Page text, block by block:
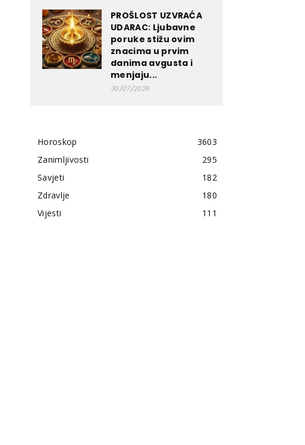
PROŠLOST UZVRAĆA
UDARAC: Ljubavne
poruke stižu ovim
znacima u prvim
danima avgusta i
menjaju...
30/07/2026
Horoskop
3603
Zanimljivosti
295
Savjeti
182
Zdravlje
180
Vijesti
111